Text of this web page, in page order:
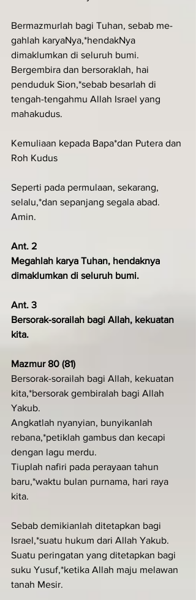
Bermazmurlah bagi Tuhan, sebab me-
gahlah karyaNya,*hendakNya
dimaklumkan di seluruh bumi.
Bergembira dan bersoraklah, hai
penduduk Sion,*sebab besarlah di
tengah-tengahmu Allah Israel yang
mahakudus.
Kemuliaan kepada Bapa*dan Putera dan
Roh Kudus
Seperti pada permulaan, sekarang,
selalu,*dan sepanjang segala abad.
Amin.
Ant. 2
Megahlah karya Tuhan, hendaknya
dimaklumkan di seluruh bumi.
Ant. 3
Bersorak-sorailah bagi Allah, kekuatan
kita.
Mazmur 80 (81)
Bersorak-sorailah bagi Allah, kekuatan
kita,*bersorak gembiralah bagi Allah
Yakub.
Angkatlah nyanyian, bunyikanlah
rebana,*petiklah gambus dan kecapi
dengan lagu merdu.
Tiuplah nafiri pada perayaan tahun
baru,*waktu bulan purnama, hari raya
kita.
Sebab demikianlah ditetapkan bagi
Israel,*suatu hukum dari Allah Yakub.
Suatu peringatan yang ditetapkan bagi
suku Yusuf,*ketika Allah maju melawan
tanah Mesir.